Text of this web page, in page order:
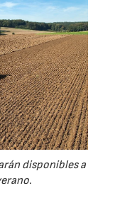
disponibles a